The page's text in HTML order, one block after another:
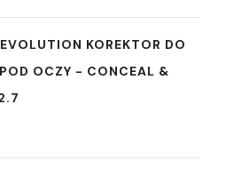
KOREKTOR DO
OCZY - CONCEAL &